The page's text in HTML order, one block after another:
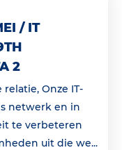
/ IT
2
Onze IT-
netwerk en in
te verbeteren
uit die we...